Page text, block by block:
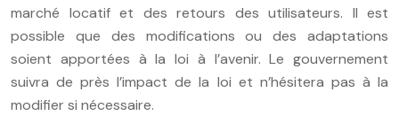
marché locatif et des retours des utilisateurs. Il est
possible que des modifications ou des adaptations
soient apportées à la loi à l’avenir. Le gouvernement
suivra de près l’impact de la loi et n’hésitera pas à la
modifier si nécessaire.